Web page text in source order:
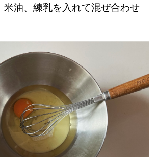
油、練乳を入れて混ぜ合わせ